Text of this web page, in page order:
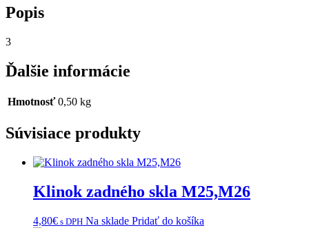
Popis
3
Ďalšie informácie
Hmotnosť 0,50 kg
Súvisiace produkty
Klinok zadného skla M25,M26
4,80€ s DPH Na sklade Pridať do košíka